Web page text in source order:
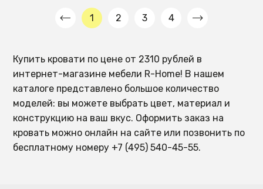
1 2 3 4
Купить кровати по цене от 2310 рублей в
интернет-магазине мебели R-Home! В нашем
каталоге представлено большое количество
моделей: вы можете выбрать цвет, материал и
конструкцию на ваш вкус. Оформить заказ на
кровать можно онлайн на сайте или позвонить по
бесплатному номеру +7 (495) 540-45-55.